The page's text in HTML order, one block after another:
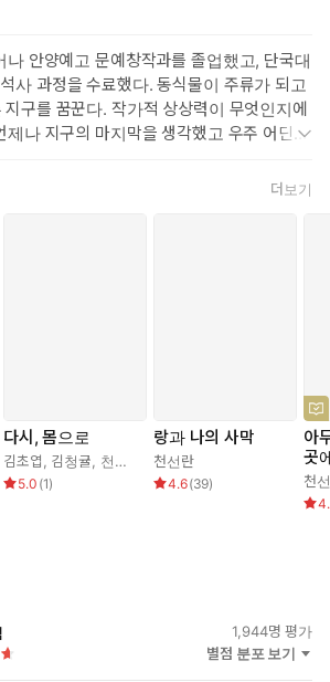
아주 작은 곳이라도 어디든지 발을 디뎠
리칠 수 없었다. 그는 언제나 ‘작가’였다. 글
나 무언가를 상상했고, 이야기를 꿰고, 인
있었기 때문이다. 천선란은 데뷔 전부터 브
울 등 여러 플랫폼에 꾸준히 작품을 업로드
받으며 한국 SF계에서 가장 주목받는 총아
환상적이고 우아한 소설”, “이미 활발하게
가의 작품이라 해도 믿을 법했다” 라는 찬
김창규 작가가 한국과학문학상 심사평에
이 한다. “더 이상 좋은 한국 SF의 가능
무르익은 상태로 우리에게 도달한 ‘준비된
히 우리에게 다가온 혜성 같은 빛이 아닌,
로 조금씩 스며든 물방울이다. 그 물방울
안양예고 문예창작과를 졸업했고, 단국대
사 과정을 수료했다. 동식물이 주류가 되고
구를 꿈꾼다. 작가적 상상력이 무엇인지에
제나 지구의 마지막을 생각했고 우주 어딘가
. 대부분의 시간 늘 상상하고, 늘 무언가를 쓰
장편소설 《무너진 다리》를 출판했고, 201
더보기
다시, 몸으로
김초엽 김청귤 천선란 저우원,
5.0 (1)
랑과 나의 사막
천선란
4.6(39)
아
곳
천
1,944명 평가
별점 분포 보기